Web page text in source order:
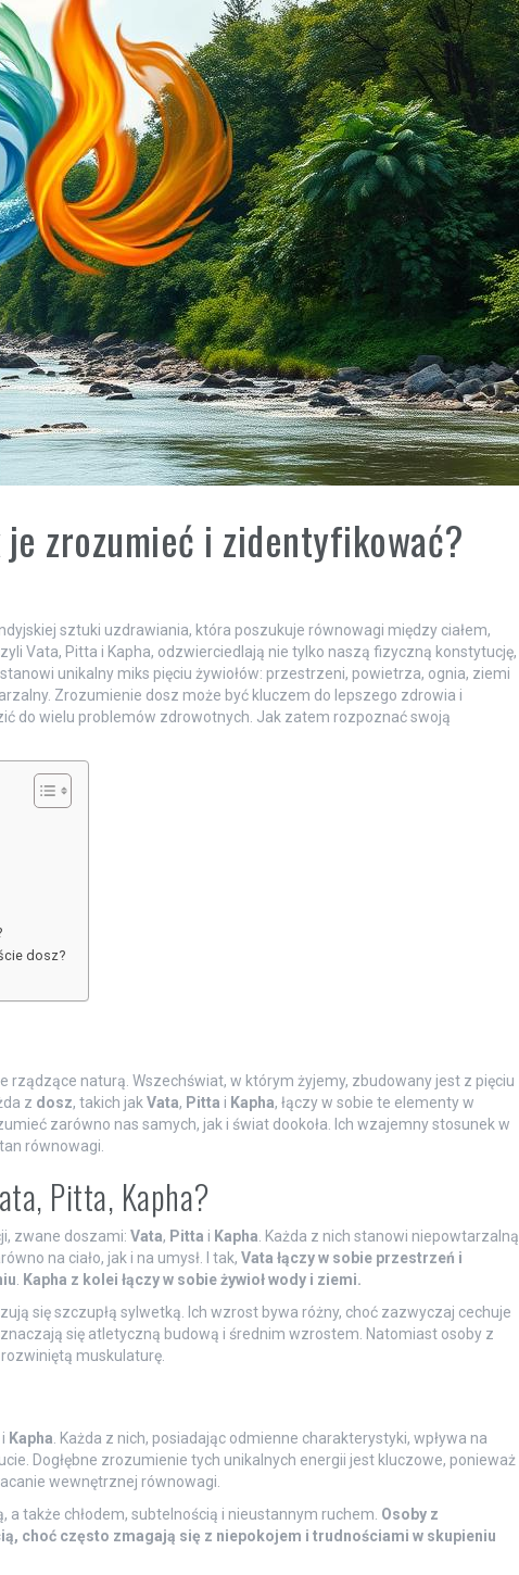
zrozumieć i zidentyfikować?
sztuki uzdrawiania, która poszukuje równowagi między ciałem,
Vata, Pitta i Kapha, odzwierciedlają nie tylko naszą fizyczną konstytucję,
unikalny miks pięciu żywiołów: przestrzeni, powietrza, ognia, ziemi
Zrozumienie dosz może być kluczem do lepszego zdrowia i
do wielu problemów zdrowotnych. Jak zatem rozpoznać swoją
dosz?
naturą. Wszechświat, w którym żyjemy, zbudowany jest z pięciu
z dosz, takich jakVata, Pitta i Kapha, łączy w sobie te elementy w
zarówno nas samych, jak i świat dookoła. Ich wzajemny stosunek w
równowagi.
Pitta, Kapha?
zwane doszami: Vata, Pitta i Kapha. Każda z nich stanowi niepowtarzalną
na ciało, jak i na umysł. I tak, Vata łączy w sobie przestrzeń i
. Kapha z kolei łączy w sobie żywioł wody i ziemi.
się szczupłą sylwetką. Ich wzrost bywa różny, choć zazwyczaj cechuje
się atletyczną budową i średnim wzrostem. Natomiast osoby z
muskulaturę.
i Kapha. Każda z nich, posiadając odmienne charakterystyki, wpływa na
Dogłębne zrozumienie tych unikalnych energii jest kluczowe, ponieważ
wewnętrznej równowagi.
a także chłodem, subtelnością i nieustannym ruchem. Osoby z
choć często zmagają się z niepokojem i trudnościami w skupieniu